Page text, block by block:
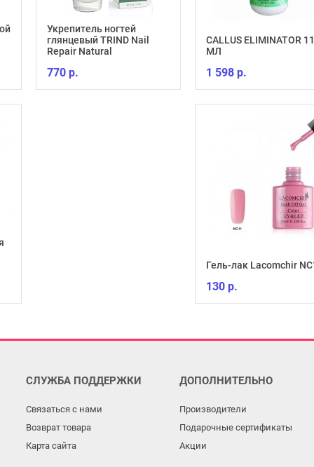
Укрепитель ногтей
глянцевый TRIND Nail
Repair Natural
770 р.
CALLUS ELIMINATOR
МЛ
1 598 р.
Гель-лак Lacomchir
130 р.
СЛУЖБА ПОДДЕРЖКИ
Связаться с нами
Возврат товара
Карта сайта
ДОПОЛНИТЕЛЬНО
Производители
Подарочные сертификаты
Акции